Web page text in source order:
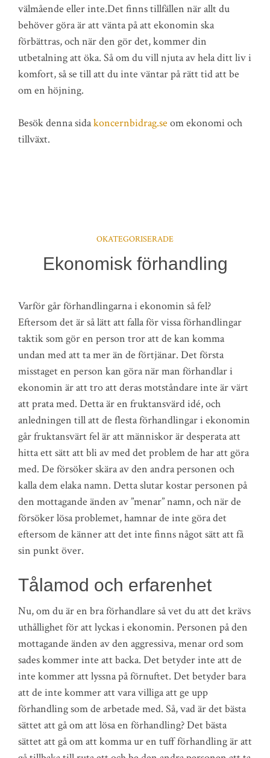
välmående eller inte.Det finns tillfällen när allt du
behöver göra är att vänta på att ekonomin ska
förbättras, och när den gör det, kommer din
utbetalning att öka. Så om du vill njuta av hela ditt liv i
komfort, så se till att du inte väntar på rätt tid att be
om en höjning.
Besök denna sidakoncernbidrag.se om ekonomi och
tillväxt.
OKATEGORISERADE
Ekonomisk förhandling
Varför går förhandlingarna i ekonomin så fel?
Eftersom det är så lätt att falla för vissa förhandlingar
taktik som gör en person tror att de kan komma
undan med att ta mer än de förtjänar. Det första
misstaget en person kan göra när man förhandlar i
ekonomin är att tro att deras motståndare inte är värt
att prata med. Detta är en fruktansvärd idé, och
anledningen till att de flesta förhandlingar i ekonomin
går fruktansvärt fel är att människor är desperata att
hitta ett sätt att bli av med det problem de har att göra
med. De försöker skära av den andra personen och
kalla dem elaka namn. Detta slutar kostar personen på
den mottagande änden av ”menar” namn, och när de
försöker lösa problemet, hamnar de inte göra det
eftersom de känner att det inte finns något sätt att få
sin punkt över.
Tålamod och erfarenhet
Nu, om du är en bra förhandlare så vet du att det krävs
uthållighet för att lyckas i ekonomin. Personen på den
mottagande änden av den aggressiva, menar ord som
sades kommer inte att backa. Det betyder inte att de
inte kommer att lyssna på förnuftet. Det betyder bara
att de inte kommer att vara villiga att ge upp
förhandling som de arbetade med. Så, vad är det bästa
sättet att gå om att lösa en förhandling? Det bästa
sättet att gå om att komma ur en tuff förhandling är att